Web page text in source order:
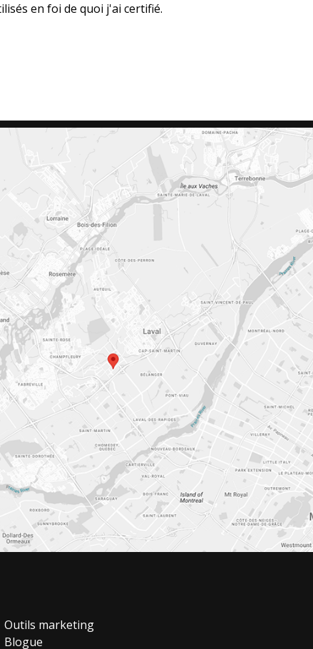
en foi de quoi j'ai certifié.
Outils marketing
Blogue